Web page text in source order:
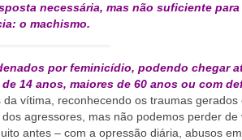
necessária, mas não suficiente para
o machismo.
por feminicídio, podendo chegar
14 anos, maiores de 60 anos ou com
vítima, reconhecendo os traumas gerados
agressores, mas não podemos perder de
antes – com a opressão diária, abusos